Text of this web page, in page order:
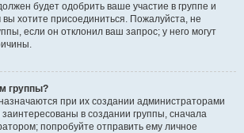
будет одобрить ваше участие в группе и
хотите присоединиться. Пожалуйста, не
если он отклонил ваш запрос; у него могут
группы?
при их создании администраторами
в создании группы, сначала
попробуйте отправить ему личное